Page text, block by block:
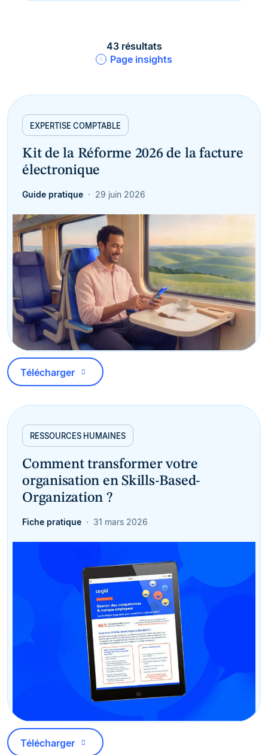
Page insights
43 résultats
EXPERTISE COMPTABLE
Kit de la Réforme 2026 de la facture
électronique
Guide pratique 29 juin 2026
Télécharger
RESSOURCES HUMAINES
Comment transformer votre
organisation en Skills-Based-
Organization ?
Fiche pratique 31 mars 2026
Télécharger